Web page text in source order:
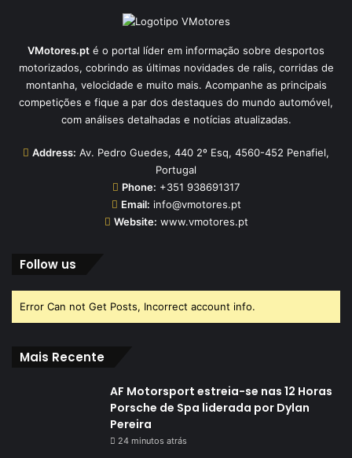
VMotores.pt é o portal líder em informação sobre desportos
motorizados, cobrindo as últimas novidades de ralis, corridas de
montanha, velocidade e muito mais. Acompanhe as principais
competições e fique a par dos destaques do mundo automóvel,
com análises detalhadas e notícias atualizadas.
Address: Av. Pedro Guedes, 440 2º Esq, 4560-452 Penafiel,
Portugal
Phone: +351 938691317
Email: info@vmotores.pt
Website: www.vmotores.pt
Follow us
Error Can not Get Posts, Incorrect account info.
Mais Recente
AF Motorsport estreia-se nas 12 Horas
Porsche de Spa liderada por Dylan
Pereira
24 minutos atrás